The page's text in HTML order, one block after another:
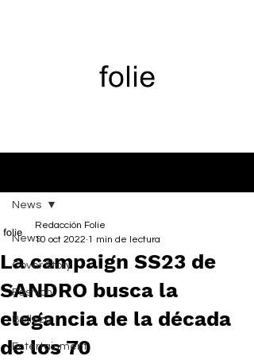
News
Cover Story
Fashion
Belleza
Entertainment
News
La campaign SS23 de
SANDRO busca la
elegancia de la década
de los 70
Redacción Folie
10 oct 2022 1 min de lectura